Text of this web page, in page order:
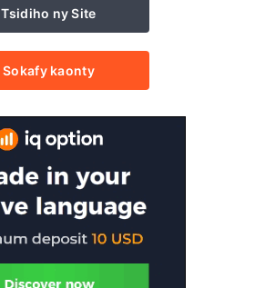
Tsidiho ny Site
Sokafy kaonty